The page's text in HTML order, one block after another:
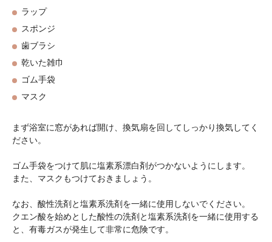
ラップ
スポンジ
歯ブラシ
乾いた雑巾
ゴム手袋
マスク
まず浴室に窓があれば開け、換気扇を回してしっかり換気してく
ださい。
ゴム手袋をつけて肌に塩素系漂白剤がつかないようにします。
また、マスクもつけておきましょう。
なお、酸性洗剤と塩素系洗剤を一緒に使用しないでください。
クエン酸を始めとした酸性の洗剤と塩素系洗剤を一緒に使用する
と、有毒ガスが発生して非常に危険です。